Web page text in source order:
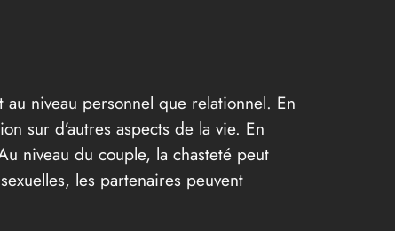
niveau personnel que relationnel. En
sur d’autres aspects de la vie. En
niveau du couple, la chasteté peut
les partenaires peuvent